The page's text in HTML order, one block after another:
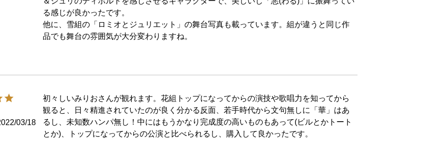
る感じが良かったです。
他に、雪組の「ロミオとジュリエット」の舞台写真も載っています。組が違うと同じ作
品でも舞台の雰囲気が大分変わりますね。
03/18
初々しいみりおさんが観れます。花組トップになってからの演技や歌唱力を知ってから
観ると、日々精進されていたのが良く分かる反面、若手時代から文句無しに「華」はあ
るし、未知数ハンパ無し！中にはもうかなり完成度の高いものもあって(ビルとかトート
とか)、トップになってからの公演と比べられるし、購入して良かったです。